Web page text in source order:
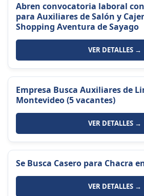
Abren convocatoria laboral
para Auxiliares de Salón y
Shopping Aventura de Sayago
VER DETALLES →
Empresa Busca Auxiliares de
Montevideo (5 vacantes)
VER DETALLES →
Se Busca Casero para Chacra
VER DETALLES →